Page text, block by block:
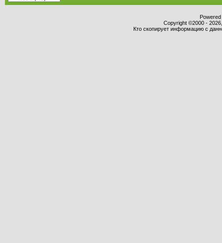
Copyright ©2000 -
Кто скопирует информацию с